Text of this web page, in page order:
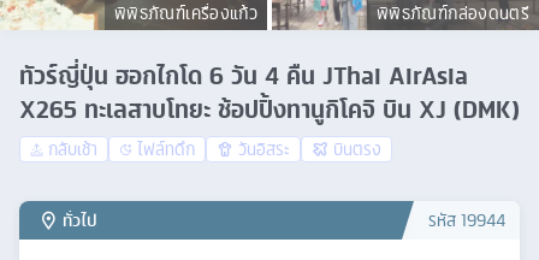
พิพิธภัณฑ์เครื่องแก้ว พิพิธภัณฑ์กล่องดนตรี
ทัวร์ญี่ปุ่น ฮอกไกโด 6 วัน 4 คืน JThai AirAsia
X265 ทะเลสาบโทยะ ช้อปปิ้งทานูกิโคจิ บิน XJ (DMK)
กลับเช้า ไฟล์ทดึก วันอิสระ บินตรง
ทั่วไป รหัส19944